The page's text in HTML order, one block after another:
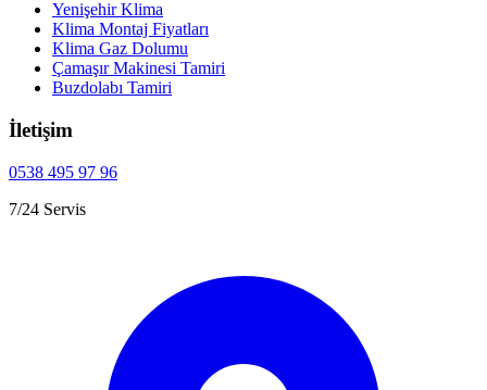
Yenişehir Klima
Klima Montaj Fiyatları
Klima Gaz Dolumu
Çamaşır Makinesi Tamiri
Buzdolabı Tamiri
İletişim
0538 495 97 96
7/24 Servis